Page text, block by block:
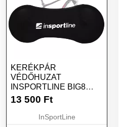
KERÉKPÁR
VÉDŐHUZAT
INSPORTLINE BIG8
FEKETE M (26")
13 500 Ft
InSportLine